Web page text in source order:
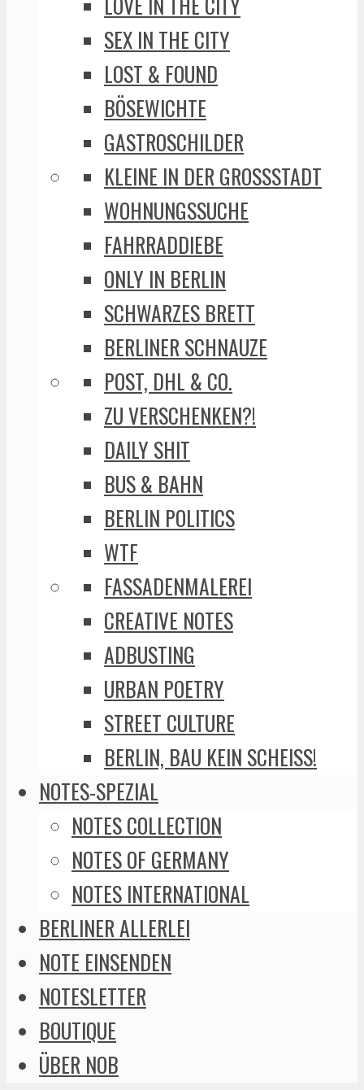
SEX IN THE CITY
LOST & FOUND
BÖSEWICHTE
GASTROSCHILDER
KLEINE IN DER GROSSSTADT
WOHNUNGSSUCHE
FAHRRADDIEBE
ONLY IN BERLIN
SCHWARZES BRETT
BERLINER SCHNAUZE
POST, DHL & CO.
ZU VERSCHENKEN?!
DAILY SHIT
BUS & BAHN
BERLIN POLITICS
WTF
FASSADENMALEREI
CREATIVE NOTES
ADBUSTING
URBAN POETRY
STREET CULTURE
BERLIN, BAU KEIN SCHEISS!
NOTES-SPEZIAL
NOTES COLLECTION
NOTES OF GERMANY
NOTES INTERNATIONAL
BERLINER ALLERLEI
NOTE EINSENDEN
NOTESLETTER
BOUTIQUE
ÜBER NOB